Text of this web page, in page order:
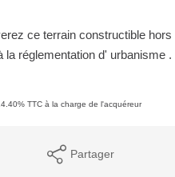
ce terrain constructible
réglementation d' urbanisme
TTC à la charge de l'acquéreur
Partager